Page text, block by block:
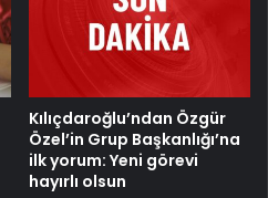
Kılıçdaroğlu’ndan Özgür
Özel’in Grup Başkanlığı’na
ilk yorum: Yeni görevi
hayırlı olsun